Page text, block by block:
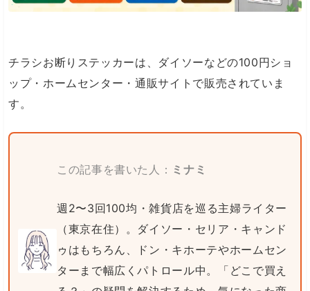
チラシお断りステッカーは、ダイソーなどの100円ショ
ップ・ホームセンター・通販サイトで販売されていま
す。
この記事を書いた人： ミナミ
週2〜3回100均・雑貨店を巡る主婦ライター
（東京在住）。ダイソー・セリア・キャンド
ゥはもちろん、ドン・キホーテやホームセン
ターまで幅広くパトロール中。「どこで買え